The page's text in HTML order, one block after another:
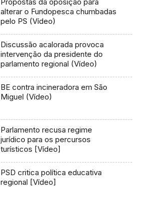
alterar o Fundopesca chumbadas
pelo PS (Vídeo)
Discussão acalorada provoca
intervenção da presidente do
parlamento regional (Vídeo)
BE contra incineradora em São
Miguel (Vídeo)
Parlamento recusa regime
jurídico para os percursos
turísticos [Vídeo]
PSD critica política educativa
regional [Vídeo]